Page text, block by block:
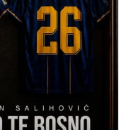
Spotu
Baždarević,
Nikić,
Bolić,
Glavaš…